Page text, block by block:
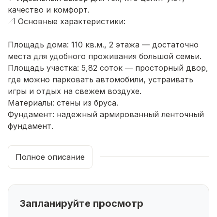
качество и комфорт.
📐 Основные характеристики:
Площадь дома: 110 кв.м., 2 этажа — достаточно
места для удобного проживания большой семьи.
Площадь участка: 5,82 соток — просторный двор,
где можно парковать автомобили, устраивать
игры и отдых на свежем воздухе.
Материалы: стены из бруса.
Фундамент: надежный армированный ленточный
фундамент.
Коммуникации: Газ, электричество 220-380 В,
вода центральная, коммунальные платежи ниже
Планировка: удобный холл, ванная комната, три
Полное описание
Запланируйте просмотр